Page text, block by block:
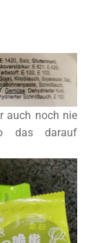
auch noch nie
das darauf